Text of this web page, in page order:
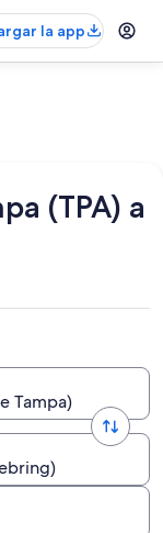
la app
(TPA) a
Tampa)